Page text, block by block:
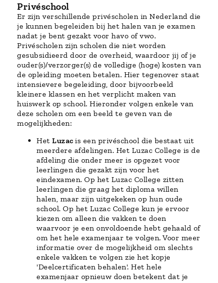
Privéschool
Er zijn verschillende privéscholen in Nederland die
je kunnen begeleiden bij het halen van je examen
nadat je bent gezakt voor havo of vwo.
Privéscholen zijn scholen die niet worden
gesubsidieerd door de overheid, waardoor jij of je
ouder(s)/verzorger(s) de volledige (hoge) kosten van
de opleiding moeten betalen. Hier tegenover staat
intensievere begeleiding, door bijvoorbeeld
kleinere klassen en het verplicht maken van
huiswerk op school. Hieronder volgen enkele van
deze scholen om een beeld te geven van de
mogelijkheden:
Het Luzac is een privéschool die bestaat uit
meerdere afdelingen. Het Luzac College is de
afdeling die onder meer is opgezet voor
leerlingen die gezakt zijn voor het
eindexamen. Op het Luzac College zitten
leerlingen die graag het diploma willen
halen, maar zijn uitgekeken op hun oude
school. Op het Luzac College kun je ervoor
kiezen om alleen die vakken te doen
waarvoor je een onvoldoende hebt gehaald of
om het hele examenjaar te volgen. Voor meer
informatie over de mogelijkheid om slechts
enkele vakken te volgen zie het kopje
'Deelcertificaten behalen'. Het hele
examenjaar opnieuw doen betekent dat je